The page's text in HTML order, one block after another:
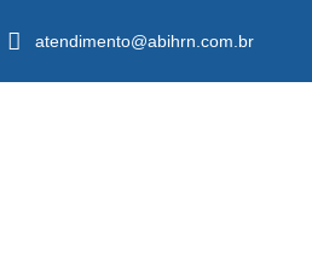
atendimento@abihrn.com.br